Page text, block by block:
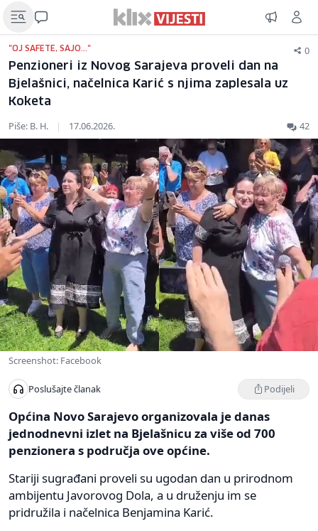
"OJ SAFETE, SAJO..." 0
Penzioneri iz Novog Sarajeva proveli dan na
Bjelašnici, načelnica Karić s njima zaplesala uz
Koketa
Piše: B. H. | 17.06.2026. 42
Screenshot: Facebook
Poslušajte članak Podijeli
Općina Novo Sarajevo organizovala je danas
jednodnevni izlet na Bjelašnicu za više od 700
penzionera s područja ove općine.
Stariji sugrađani proveli su ugodan dan u prirodnom
ambijentu Javorovog Dola, a u druženju im se
pridružila i načelnica Benjamina Karić.